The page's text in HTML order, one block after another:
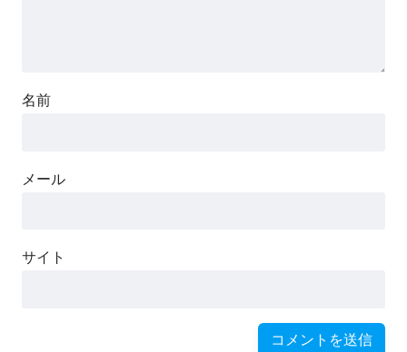
名前
メール
サイト